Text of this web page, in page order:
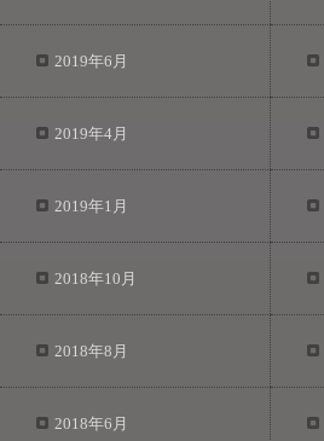
2019年6月
2019年4月
2019年1月
2018年10月
2018年8月
2018年6月